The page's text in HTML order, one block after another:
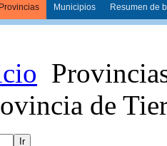
Provincias Municipios Resumen de
de
Ir